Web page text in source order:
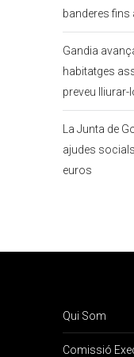
banderes fins
Gandia
habitatges
preveu
La Junta de
ajudes
euros
Qui Som
Comissió